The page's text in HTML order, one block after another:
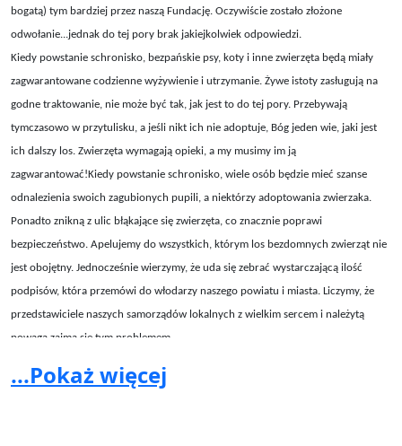
bogatą) tym bardziej przez naszą Fundację. Oczywiście zostało złożone
odwołanie...jednak do tej pory brak jakiejkolwiek odpowiedzi.
Kiedy powstanie schronisko, bezpańskie psy, koty i inne zwierzęta będą miały
zagwarantowane codzienne wyżywienie i utrzymanie. Żywe istoty zasługują na
godne traktowanie, nie może być tak, jak jest to do tej pory. Przebywają
tymczasowo w przytulisku, a jeśli nikt ich nie adoptuje, Bóg jeden wie, jaki jest
ich dalszy los. Zwierzęta wymagają opieki, a my musimy im ją
zagwarantować!Kiedy powstanie schronisko, wiele osób będzie mieć szanse
odnalezienia swoich zagubionych pupili, a niektórzy adoptowania zwierzaka.
Ponadto znikną z ulic błąkające się zwierzęta, co znacznie poprawi
bezpieczeństwo. Apelujemy do wszystkich, którym los bezdomnych zwierząt nie
jest obojętny. Jednocześnie wierzymy, że uda się zebrać wystarczającą ilość
podpisów, która przemówi do włodarzy naszego powiatu i miasta. Liczymy, że
przedstawiciele naszych samorządów lokalnych z wielkim sercem i należytą
powagą zajmą się tym problemem.
...Pokaż więcej